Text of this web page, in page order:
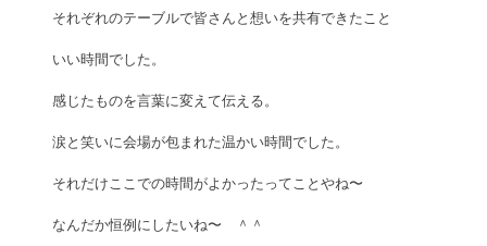
それぞれのテーブルで皆さんと想いを共有できたこと
いい時間でした。
感じたものを言葉に変えて伝える。
涙と笑いに会場が包まれた温かい時間でした。
それだけここでの時間がよかったってことやね〜
なんだか恒例にしたいね〜　＾＾